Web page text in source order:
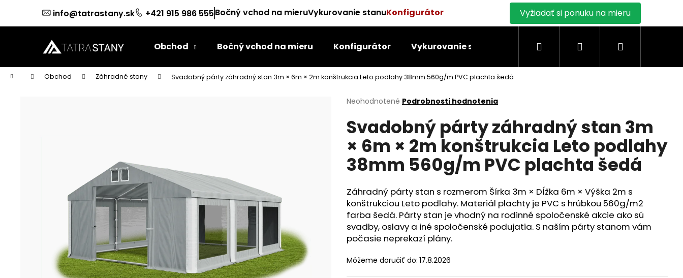
info@tatrastany.sk +421 915 986 555Bočný vchod na mieruVykurovanie stanuKonfigurátor Vyžiadať si ponuku na mieru
Obchod Bočný vchod na mieru Konfigurátor Vykurovanie stanu Montáž skladových stanov
Hľadať PrihlásenieNákupný
Domov Obchod Záhradné stany Svadobný párty záhradný stan 3m × 6m × 2m konštrukcia Leto podlahy 38mm 560g/m PVC plachta šedá
Priemerné
produktu
je
0,0
z
5
hviezdičiek.
Neohodnotené Podrobnosti hodnotenia
Svadobný párty záhradný stan 3m
× 6m × 2m konštrukcia Leto podlahy
38mm 560g/m PVC plachta šedá
Záhradný párty stan s rozmerom Šírka 3m × Dĺžka 6m × Výška 2m s
konštrukciou Leto podlahy. Materiál plachty je PVC s hrúbkou 560g/m2
farba šedá. Párty stan je vhodný na rodinné spoločenské akcie ako sú
svadby, oslavy a iné spoločenské podujatia. S naším párty stanom vám
počasie neprekazí plány.
Môžeme doručiť do: 17.8.2026
š
Späť
obchodu
Späť
obchodu
Čo potrebujete nájsť?